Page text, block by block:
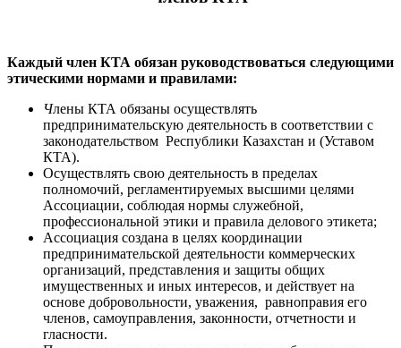
Каждый член КТА обязан руководствоваться следующими
этическими нормами и правилами:
Члены КТА обязаны осуществлять
предпринимательскую деятельность в соответствии с
законодательством Республики Казахстан и (Уставом
КТА).
Осуществлять свою деятельность в пределах
полномочий, регламентируемых высшими целями
Ассоциации, соблюдая нормы служебной,
профессиональной этики и правила делового этикета;
Ассоциация создана в целях координации
предпринимательской деятельности коммерческих
организаций, представления и защиты общих
имущественных и иных интересов, и действует на
основе добровольности, уважения, равноправия его
членов, самоуправления, законности, отчетности и
гласности.